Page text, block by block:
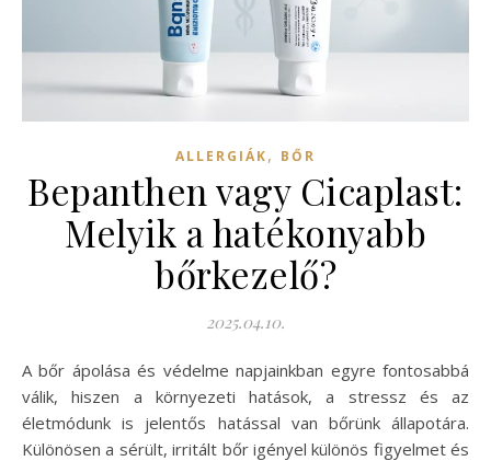
ALLERGIÁK, BŐR
Bepanthen vagy Cicaplast:
Melyik a hatékonyabb
bőrkezelő?
2025.04.10.
A bőr ápolása és védelme napjainkban egyre fontosabbá
válik, hiszen a környezeti hatások, a stressz és az
életmódunk is jelentős hatással van bőrünk állapotára.
Különösen a sérült, irritált bőr igényel különös figyelmet és